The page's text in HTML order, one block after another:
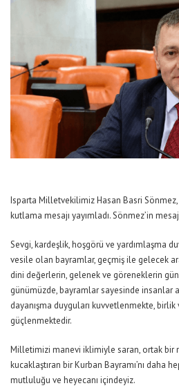
Isparta Milletvekilimiz Hasan Basri
kutlama mesajı yayımladı. Sönmez’in
Sevgi, kardeşlik, hoşgörü ve yardımlaşma
vesile olan bayramlar, geçmiş ile gelecek
dini değerlerin, gelenek ve göreneklerin
günümüzde, bayramlar sayesinde insanlar
dayanışma duyguları kuvvetlenmekte,
güçlenmektedir.
Milletimizi manevi iklimiyle saran, ortak bir
kucaklaştıran bir Kurban Bayramı’nı daha
mutluluğu ve heyecanı içindeyiz.